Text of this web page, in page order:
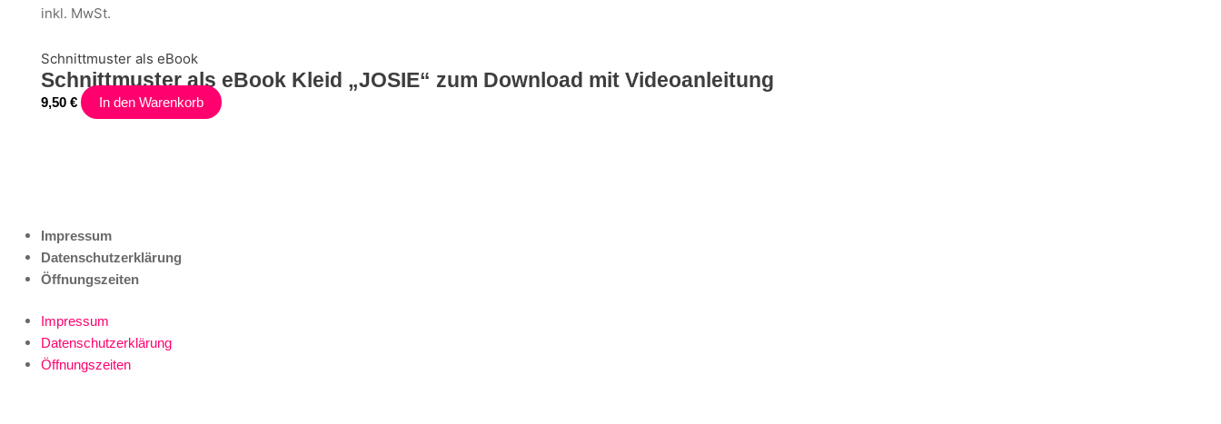
inkl. MwSt.
Schnittmuster als eBook
Schnittmuster als eBook Kleid „JOSIE“ zum Download mit Videoanleitung
9,50 € In den Warenkorb
Impressum
Datenschutzerklärung
Öffnungszeiten
Impressum
Datenschutzerklärung
Öffnungszeiten